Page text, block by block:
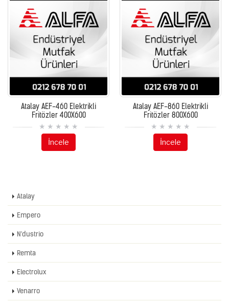
Atalay AEF-460 Elektrikli
Fritözler 400X600
İncele
Atalay AEF-860 Elektrikli
Fritözler 800X600
İncele
Atalay
Empero
N'dustrio
Remta
Electrolux
Venarro